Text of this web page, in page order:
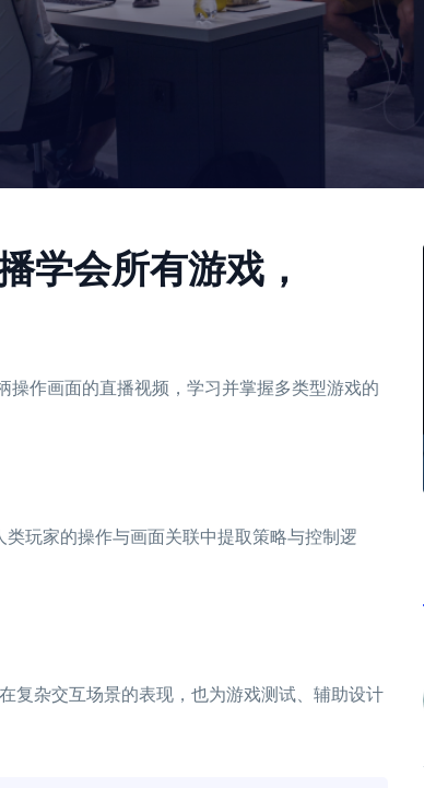
学会所有游戏，
作画面的直播视频，学习并掌握多类型游戏的
玩家的操作与画面关联中提取策略与控制逻
复杂交互场景的表现，也为游戏测试、辅助设计